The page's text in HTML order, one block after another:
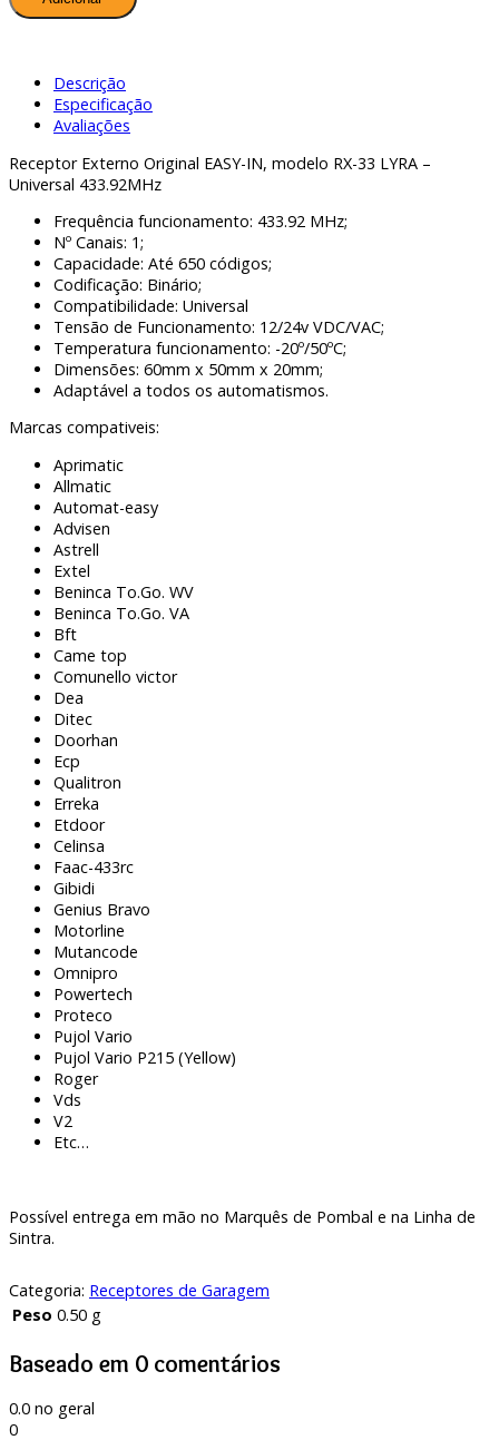
Descrição
Especificação
Avaliações
Receptor Externo Original EASY-IN, modelo RX-33 LYRA –
Universal 433.92MHz
Frequência funcionamento: 433.92 MHz;
Nº Canais: 1;
Capacidade: Até 650 códigos;
Codificação: Binário;
Compatibilidade: Universal
Tensão de Funcionamento: 12/24v VDC/VAC;
Temperatura funcionamento: -20º/50ºC;
Dimensões: 60mm x 50mm x 20mm;
Adaptável a todos os automatismos.
Marcas compativeis:
Aprimatic
Allmatic
Automat-easy
Advisen
Astrell
Extel
Beninca To.Go. WV
Beninca To.Go. VA
Bft
Came top
Comunello victor
Dea
Ditec
Doorhan
Ecp
Qualitron
Erreka
Etdoor
Celinsa
Faac-433rc
Gibidi
Genius Bravo
Motorline
Mutancode
Omnipro
Powertech
Proteco
Pujol Vario
Pujol Vario P215 (Yellow)
Roger
Vds
V2
Etc…
Possível entrega em mão no Marquês de Pombal e na Linha de
Sintra.
Categoria: Receptores de Garagem
Peso 0.50 g
Baseado em 0 comentários
0.0 no geral
0